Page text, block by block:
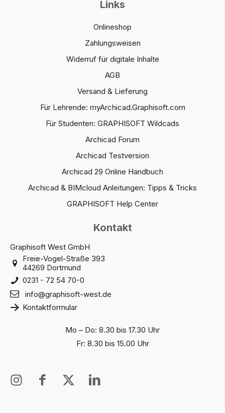
Links
Onlineshop
Zahlungsweisen
Widerruf für digitale Inhalte
AGB
Versand & Lieferung
Für Lehrende: myArchicad.Graphisoft.com
Für Studenten: GRAPHISOFT Wildcads
Archicad Forum
Archicad Testversion
Archicad 29 Online Handbuch
Archicad & BIMcloud Anleitungen: Tipps & Tricks
GRAPHISOFT Help Center
Kontakt
Graphisoft West GmbH
Freie-Vogel-Straße 393
44269 Dortmund
0231 - 72 54 70-0
info@graphisoft-west.de
Kontaktformular
Mo – Do: 8.30 bis 17.30 Uhr
Fr: 8.30 bis 15.00 Uhr
I
I
X
I